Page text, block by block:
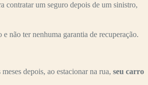
um seguro depois de um sinistro,
não ter nenhuma garantia de recuperação.
meses depois, ao estacionar na rua, seu carro